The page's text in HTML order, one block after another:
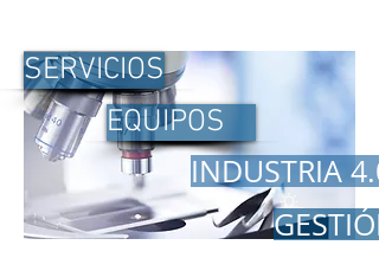
INDUSTRIA 4.0
GESTIÓN
EQUIPOS
SERVICIOS